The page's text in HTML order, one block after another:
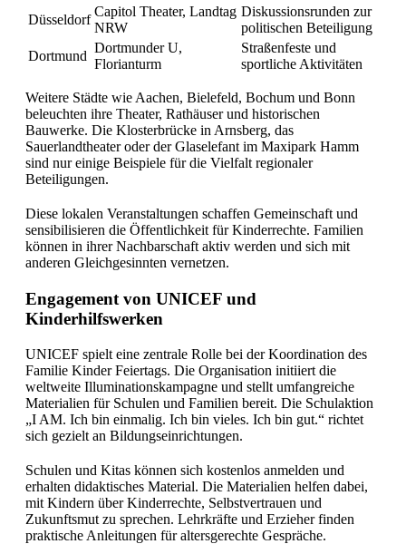
Düsseldorf
Capitol Theater, Landtag
NRW
Diskussionsrunden zur
politischen Beteiligung
Dortmund
Dortmunder U,
Florianturm
Straßenfeste und
sportliche Aktivitäten
Weitere Städte wie Aachen, Bielefeld, Bochum und Bonn
beleuchten ihre Theater, Rathäuser und historischen
Bauwerke. Die Klosterbrücke in Arnsberg, das
Sauerlandtheater oder der Glaselefant im Maxipark Hamm
sind nur einige Beispiele für die Vielfalt regionaler
Beteiligungen.
Diese lokalen Veranstaltungen schaffen Gemeinschaft und
sensibilisieren die Öffentlichkeit für Kinderrechte. Familien
können in ihrer Nachbarschaft aktiv werden und sich mit
anderen Gleichgesinnten vernetzen.
Engagement von UNICEF und
Kinderhilfswerken
UNICEF spielt eine zentrale Rolle bei der Koordination des
Familie Kinder Feiertags. Die Organisation initiiert die
weltweite Illuminationskampagne und stellt umfangreiche
Materialien für Schulen und Familien bereit. Die Schulaktion
„I AM. Ich bin einmalig. Ich bin vieles. Ich bin gut.“ richtet
sich gezielt an Bildungseinrichtungen.
Schulen und Kitas können sich kostenlos anmelden und
erhalten didaktisches Material. Die Materialien helfen dabei,
mit Kindern über Kinderrechte, Selbstvertrauen und
Zukunftsmut zu sprechen. Lehrkräfte und Erzieher finden
praktische Anleitungen für altersgerechte Gespräche.